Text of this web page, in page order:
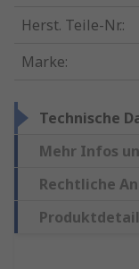
Herst. Teile-Nr.:
Marke:
Technische
Mehr Infos
Rechtliche